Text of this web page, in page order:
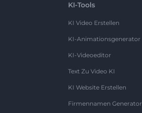
KI-Tools
KI Video Erstellen
KI-Animationsgenerator
KI-Videoeditor
Text Zu Video KI
KI Website Erstellen
Firmennamen Generator